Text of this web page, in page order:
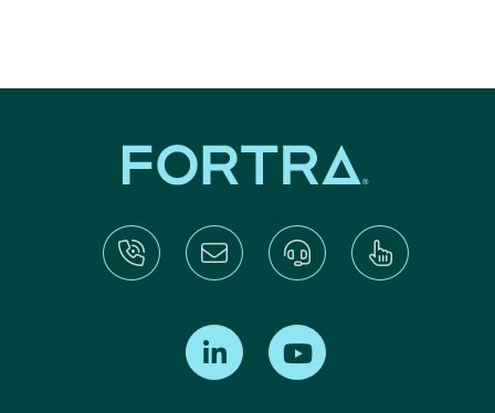
Find us on LinkedIn